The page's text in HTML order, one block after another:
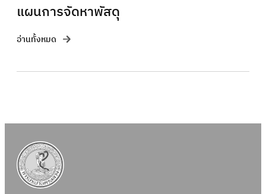
แผนการจัดหาพัสดุ
อ่านทั้งหมด